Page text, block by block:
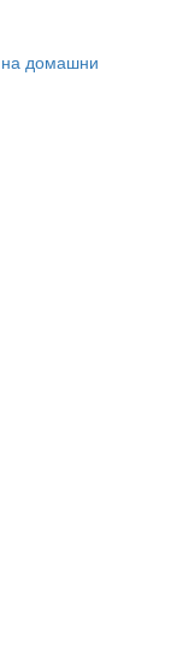
на домашни